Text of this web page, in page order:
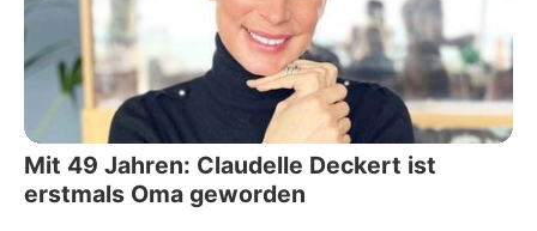
Mit 49 Jahren: Claudelle Deckert ist
erstmals Oma geworden